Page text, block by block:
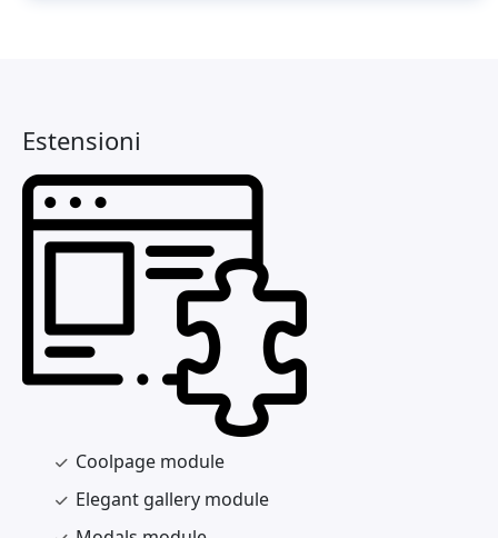
Estensioni
Coolpage module
Elegant gallery module